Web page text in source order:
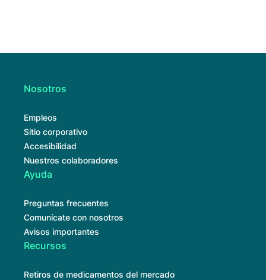
Nosotros
Empleos
Sitio corporativo
Accesibilidad
Nuestros colaboradores
Ayuda
Preguntas frecuentes
Comunícate con nosotros
Avisos importantes
Recursos
Retiros de medicamentos del mercado